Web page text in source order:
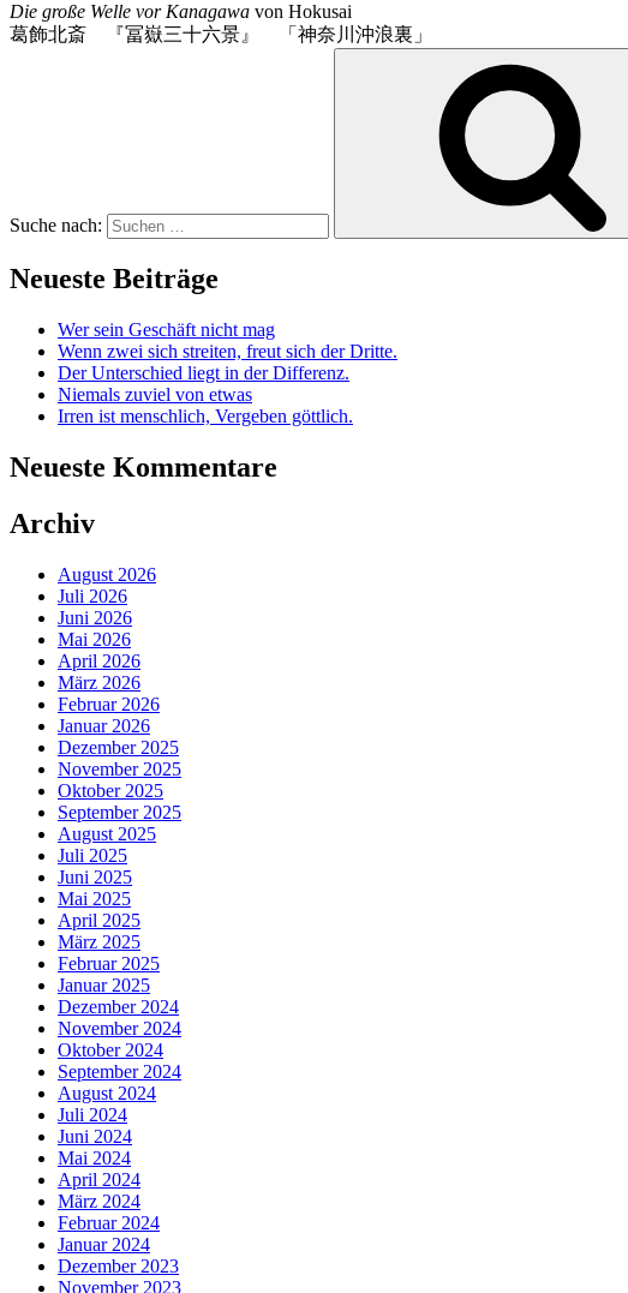
Die große Welle vor Kanagawa von Hokusai
葛飾北斎 『冨嶽三十六景』 「神奈川沖浪裏」
Suche nach:
Neueste Beiträge
Wer sein Geschäft nicht mag
Wenn zwei sich streiten, freut sich der Dritte.
Der Unterschied liegt in der Differenz.
Niemals zuviel von etwas
Irren ist menschlich, Vergeben göttlich.
Neueste Kommentare
Archiv
August 2026
Juli 2026
Juni 2026
Mai 2026
April 2026
März 2026
Februar 2026
Januar 2026
Dezember 2025
November 2025
Oktober 2025
September 2025
August 2025
Juli 2025
Juni 2025
Mai 2025
April 2025
März 2025
Februar 2025
Januar 2025
Dezember 2024
November 2024
Oktober 2024
September 2024
August 2024
Juli 2024
Juni 2024
Mai 2024
April 2024
März 2024
Februar 2024
Januar 2024
Dezember 2023
November 2023